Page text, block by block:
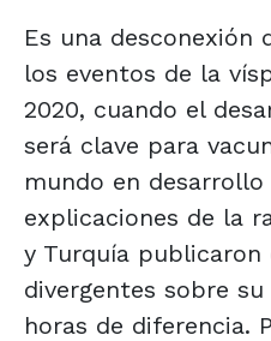
Es una desconexión
los eventos de la
2020, cuando el
será clave para
mundo en
explicaciones de la
y Turquía publicaron
divergentes sobre
horas de diferencia.